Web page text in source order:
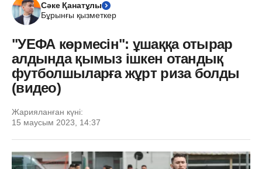
Сәке Қанатұлы
Бұрынғы қызметкер
"УЕФА көрмесін": ұшаққа отырар
алдында қымыз ішкен отандық
футболшыларға жұрт риза болды
(видео)
Жарияланған күні:
15 маусым 2023, 14:37